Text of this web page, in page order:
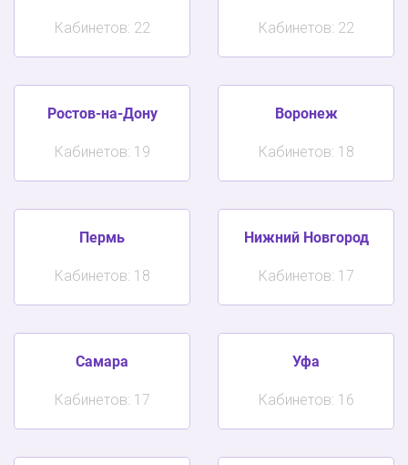
Кабинетов: 22 Кабинетов: 22
Ростов-на-Дону
Кабинетов: 19
Воронеж
Кабинетов: 18
Пермь
Кабинетов: 18
Нижний Новгород
Кабинетов: 17
Самара
Кабинетов: 17
Уфа
Кабинетов: 16